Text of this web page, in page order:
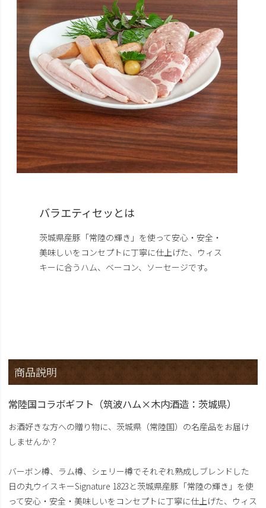
バラエティセッとは
茨城県産豚「常陸の輝き」を使って安心・安全・
美味しいをコンセプトに丁寧に仕上げた、ウィス
キーに合うハム、ベーコン、ソーセージです。
商品説明
常陸国コラボギフト（筑波ハム×木内酒造：茨城県）
お酒好きな方への贈り物に、茨城県（常陸国）の名産品をお届け
しませんか？
バーボン樽、ラム樽、シェリー樽でそれぞれ熟成しブレンドした
日の丸ウイスキーSignature 1823と茨城県産豚「常陸の輝き」を使
って安心・安全・美味しいをコンセプトに丁寧に仕上げた、ウィス